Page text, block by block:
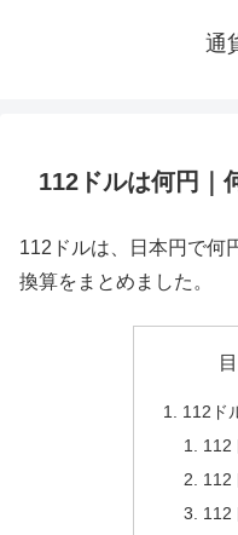
通
112ドルは何円｜
112ドルは、日本円で何
換算をまとめました。
112ド
112
112
112